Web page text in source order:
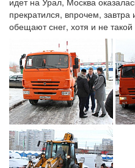
прекратился, впрочем,
обещают снег, хотя и не